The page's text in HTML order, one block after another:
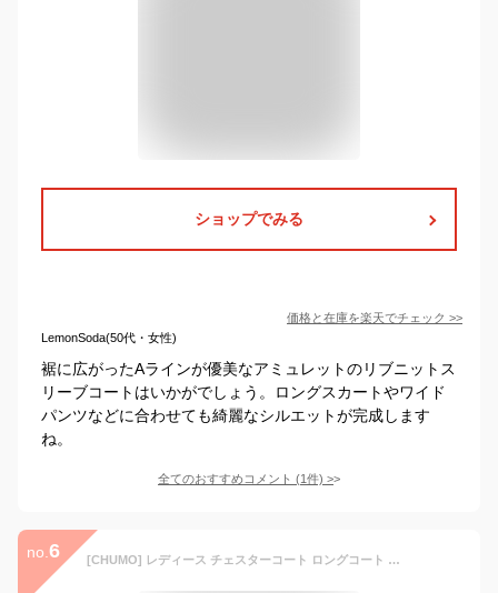
ショップでみる
価格と在庫を楽天でチェック >>
LemonSoda(50代・女性)
裾に広がったAラインが優美なアミュレットのリブニットス
リーブコートはいかがでしょう。ロングスカートやワイド
パンツなどに合わせても綺麗なシルエットが完成します
ね。
全てのおすすめコメント (1件) >
no. 6 [CHUMO] レディース チェスターコート ロングコート カジュアルコート ロングジャケット カジュアルアウター ダッフルコート Aラインアウター Aラインコート ステンカラーコート ダッフルアウター 大人 上品 秋 冬 厚手 通勤 可愛い 防寒 膝丈 (ブラック,XXXL)